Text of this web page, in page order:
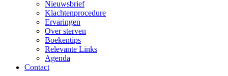
Nieuwsbrief
Klachtenprocedure
Ervaringen
Over sterven
Boekentips
Relevante Links
Agenda
Contact